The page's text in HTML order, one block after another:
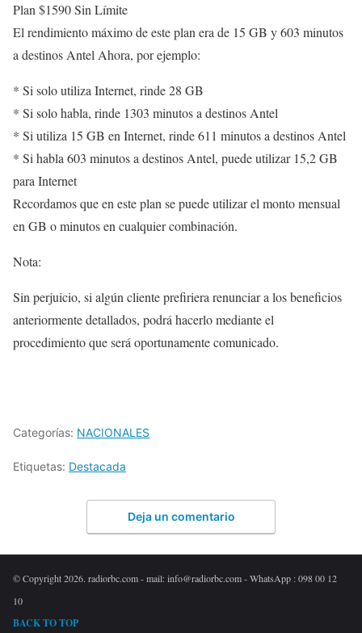
Plan $1590 Sin Límite
El rendimiento máximo de este plan era de 15 GB y 603 minutos
a destinos Antel Ahora, por ejemplo:
* Si solo utiliza Internet, rinde 28 GB
* Si solo habla, rinde 1303 minutos a destinos Antel
* Si utiliza 15 GB en Internet, rinde 611 minutos a destinos Antel
* Si habla 603 minutos a destinos Antel, puede utilizar 15,2 GB
para Internet
Recordamos que en este plan se puede utilizar el monto mensual
en GB o minutos en cualquier combinación.
Nota:
Sin perjuicio, si algún cliente prefiriera renunciar a los beneficios
anteriormente detallados, podrá hacerlo mediante el
procedimiento que será oportunamente comunicado.
Categorías: NACIONALES
Etiquetas: Destacada
Deja un comentario
© Copyright 2026. radiorbc.com - mail: info@radiorbc.com - WhatsApp : 098 00 12
10
BACK TO TOP